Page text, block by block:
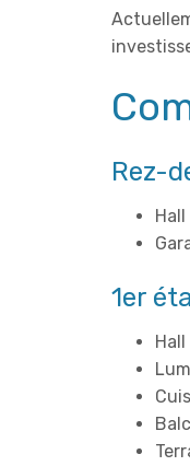
Rez-
1er